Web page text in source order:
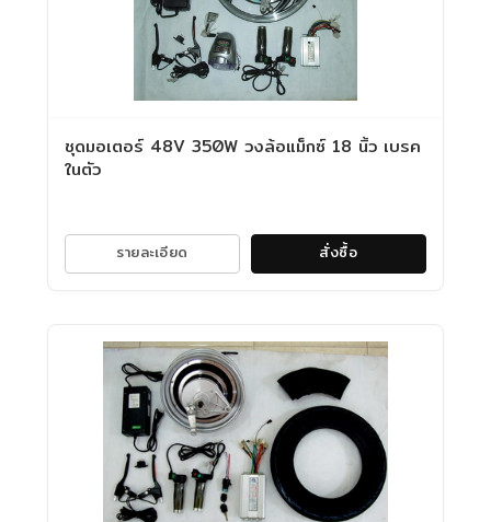
ชุดมอเตอร์ 48V 350W วงล้อแม็กซ์ 18 นิ้ว เบรค
ในตัว
รายละเอียด สั่งซื้อ